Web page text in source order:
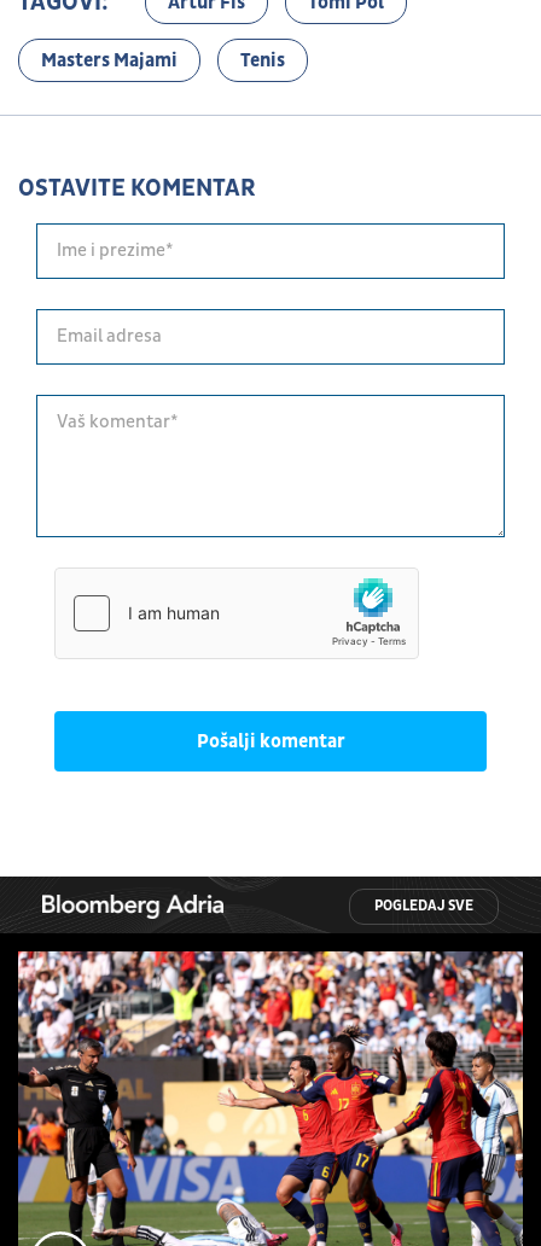
Masters Majami Tenis
OSTAVITE KOMENTAR
Pošalji komentar
POGLEDAJ SVE